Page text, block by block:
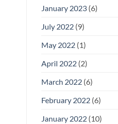
January 2023(6)
July 2022(9)
May 2022(1)
April 2022(2)
March 2022(6)
February 2022(6)
January 2022(10)